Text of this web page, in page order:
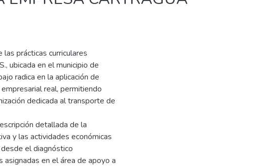
prácticas curriculares
ubicada en el municipio de
radica en la aplicación de
real, permitiendo
dedicada al transporte de
detallada de la
y las actividades económicas
el diagnóstico
en el área de apoyo a